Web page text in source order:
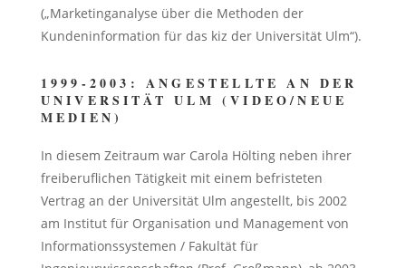
(„Marketinganalyse über die Methoden der
Kundeninformation für das kiz der Universität Ulm“).
1999-2003: ANGESTELLTE AN DER
UNIVERSITÄT ULM (VIDEO/NEUE
MEDIEN)
In diesem Zeitraum war Carola Hölting neben ihrer
freiberuflichen Tätigkeit mit einem befristeten
Vertrag an der Universität Ulm angestellt, bis 2002
am Institut für Organisation und Management von
Informationssystemen / Fakultät für